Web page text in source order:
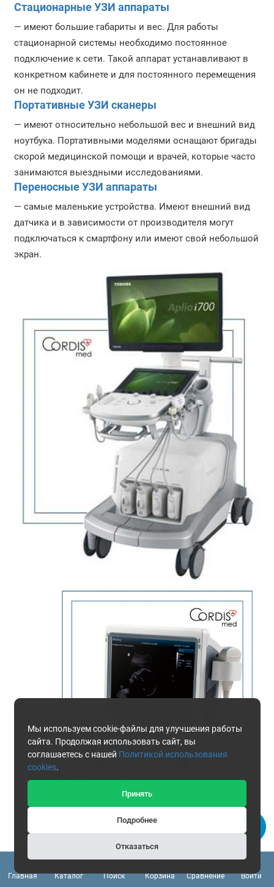
Главная Каталог Поиск Корзина
0
Сравнение
Войти
Стационарные УЗИ аппараты
— имеют большие габариты и вес. Для работы
стационарной системы необходимо постоянное
подключение к сети. Такой аппарат устанавливают в
конкретном кабинете и для постоянного перемещения
он не подходит.
Портативные УЗИ сканеры
— имеют относительно небольшой вес и внешний вид
ноутбука. Портативными моделями оснащают бригады
скорой медицинской помощи и врачей, которые часто
занимаются выездными исследованиями.
Переносные УЗИ аппараты
— самые маленькие устройства. Имеют внешний вид
датчика и в зависимости от производителя могут
подключаться к смартфону или имеют свой небольшой
экран.
Мы используем cookie-файлы для улучшения работы
сайта. Продолжая использовать сайт, вы
соглашаетесь с нашей Политикой использования
cookies.
Принять
Подробнее
Отказаться